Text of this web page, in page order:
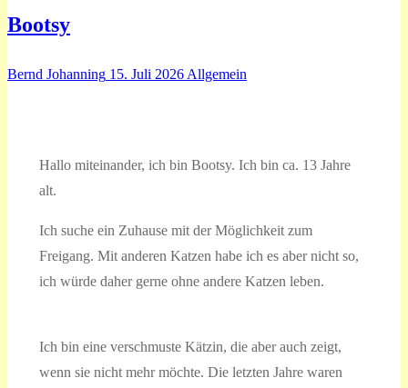
Bootsy
Bernd Johanning 15. Juli 2026 Allgemein
Hallo miteinander, ich bin Bootsy. Ich bin ca. 13 Jahre
alt.
Ich suche ein Zuhause mit der Möglichkeit zum
Freigang. Mit anderen Katzen habe ich es aber nicht so,
ich würde daher gerne ohne andere Katzen leben.
Ich bin eine verschmuste Kätzin, die aber auch zeigt,
wenn sie nicht mehr möchte. Die letzten Jahre waren